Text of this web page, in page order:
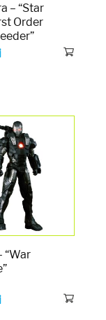
– “Star
Order
“War